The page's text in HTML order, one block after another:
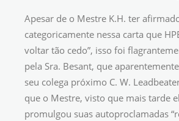
Apesar de o Mestre K.H. ter
categoricamente nessa carta que
voltar tão cedo”, isso foi
pela Sra. Besant, que
seu colega próximo C. W.
que o Mestre, visto que mais tarde
promulgou suas autoproclamadas